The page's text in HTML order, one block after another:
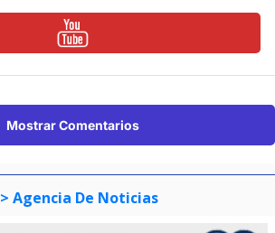
Mostrar Comentarios
> Agencia De Noticias